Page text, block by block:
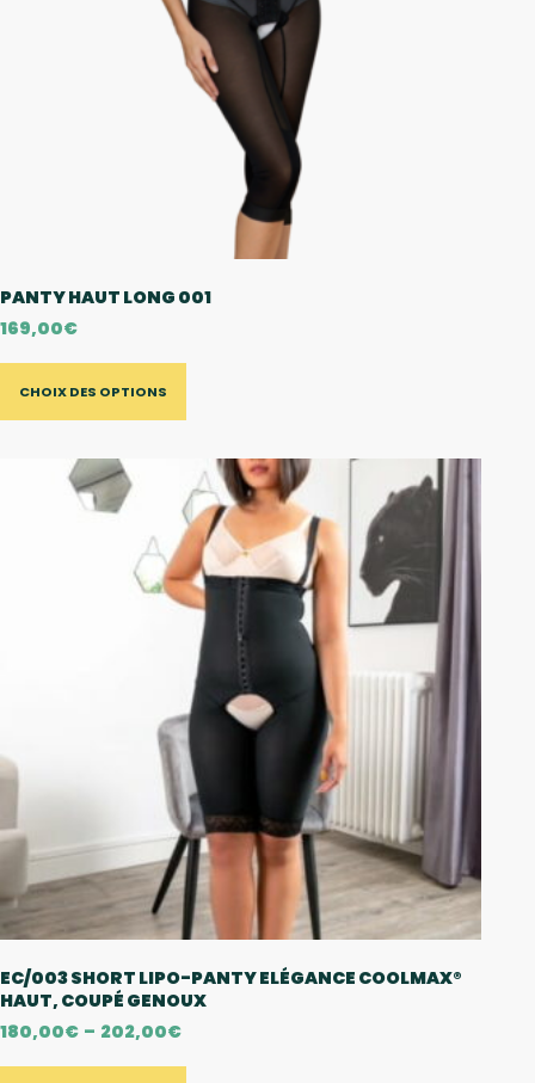
PANTY HAUT LONG 001
169,00€
CHOIX DES OPTIONS
EC/003 SHORT LIPO-PANTY ELÉGANCE COOLMAX®
HAUT, COUPÉ GENOUX
180,00€ – 202,00€